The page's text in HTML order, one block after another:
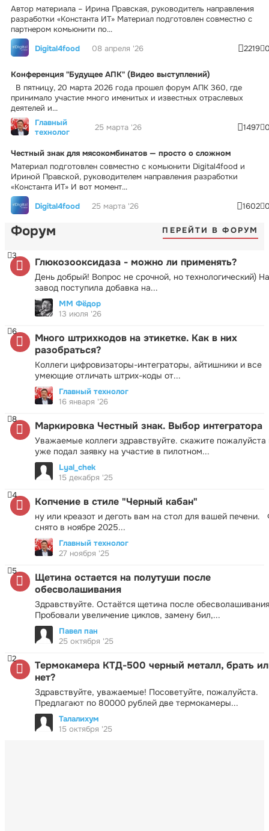
Автор материала – Ирина Правская, руководитель направления
разработки «Константа ИТ» Материал подготовлен совместно с
партнером комьюнити по...
Digital4food
08 апреля '26 2219
Конференция "Будущее АПК" (Видео выступлений)
В пятницу, 20 марта 2026 года прошел форум АПК 360, где
принимало участие много именитых и известных отраслевых
деятелей и...
Главный
технолог
25 марта '26 1497
Честный знак для мясокомбинатов — просто о сложном
Материал подготовлен совместно с комьюнити Digital4food и
Ириной Правской, руководителем направления разработки
«Константа ИТ» И вот момент...
Digital4food
25 марта '26 1602
Форум ПЕРЕЙТИ В ФОРУМ
Глюкозооксидаза - можно ли применять?
День добрый! Вопрос не срочной, но технологический) На
завод поступила добавка на...
3
ММ Фёдор
13 июля '26
Много штрихкодов на этикетке. Как в них
разобраться?
Коллеги цифровизаторы-интеграторы, айтишники и все
умеющие отличать штрих-коды от...
6
Главный технолог
16 января '26
Маркировка Честный знак. Выбор интегратора
Уважаемые коллеги здравствуйте. скажите пожалуйста
уже подал заявку на участие в пилотном...
8
Lyal_chek
15 декабря '25
Копчение в стиле "Черный кабан"
ну или креазот и деготь вам на стол для вашей печени.
снято в ноябре 2025...
4
Главный технолог
27 ноября '25
Щетина остается на полутуши после
обесволашивания
Здравствуйте. Остаётся щетина после
Пробовали увеличение циклов, замену бил,...
5
Павел пан
25 октября '25
Термокамера КТД-500 черный металл, брать
нет?
Здравствуйте, уважаемые! Посоветуйте, пожалуйста.
Предлагают по 80000 рублей две термокамеры...
2
Талалихум
15 октября '25